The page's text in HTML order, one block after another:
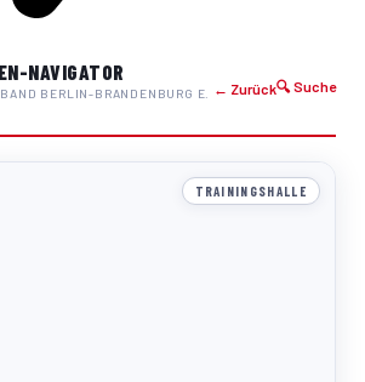
NAVIGATOR
BERLIN-BRANDENBURG E.
← Zurück🔍 Suche
TRAININGSHALLE